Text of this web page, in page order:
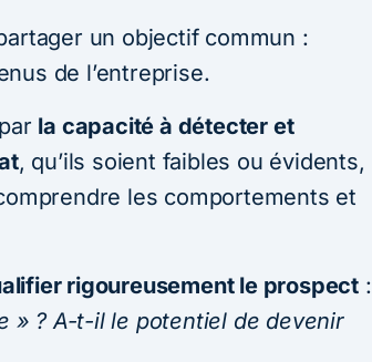
un objectif commun :
de l’entreprise.
la capacité à détecter et
, qu’ils soient faibles ou évidents,
les comportements et
rigoureusement le prospect :
» ? A-t-il le potentiel de devenir